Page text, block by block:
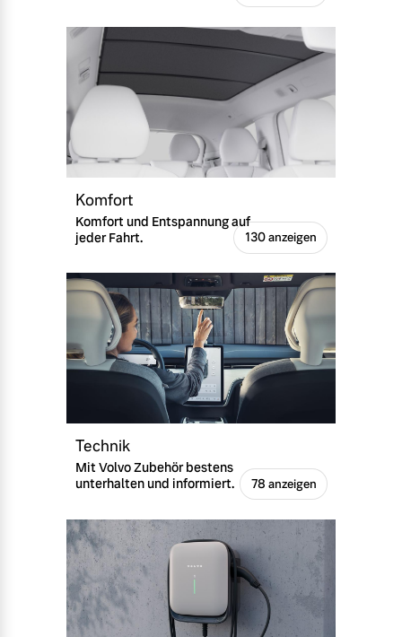
Komfort
Komfort und Entspannung auf
jeder Fahrt.
130 anzeigen
Technik
Mit Volvo Zubehör bestens
unterhalten und informiert.
78 anzeigen